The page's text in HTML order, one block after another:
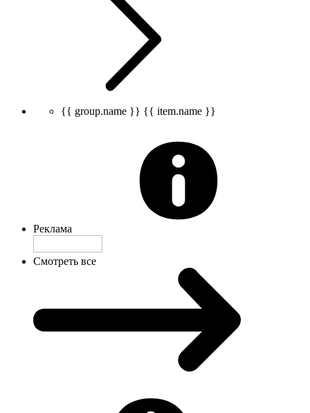
{{ group.name }} {{ item.name }}
Реклама
Смотреть все